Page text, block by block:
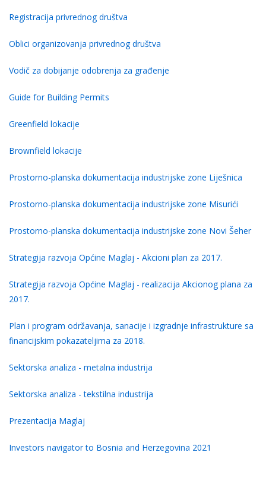
Registracija privrednog društva
Oblici organizovanja privrednog društva
Vodič za dobijanje odobrenja za građenje
Guide for Building Permits
Greenfield lokacije
Brownfield lokacije
Prostorno-planska dokumentacija industrijske zone Liješnica
Prostorno-planska dokumentacija industrijske zone Misurići
Prostorno-planska dokumentacija industrijske zone Novi Šeher
Strategija razvoja Općine Maglaj - Akcioni plan za 2017.
Strategija razvoja Općine Maglaj - realizacija Akcionog plana za
2017.
Plan i program održavanja, sanacije i izgradnje infrastrukture sa
financijskim pokazateljima za 2018.
Sektorska analiza - metalna industrija
Sektorska analiza - tekstilna industrija
Prezentacija Maglaj
Investors navigator to Bosnia and Herzegovina 2021